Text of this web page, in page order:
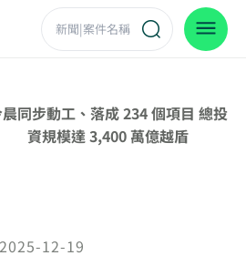
同步動工、落成 234 個項目 總投
資規模達 3,400 萬億越盾
2025-12-19